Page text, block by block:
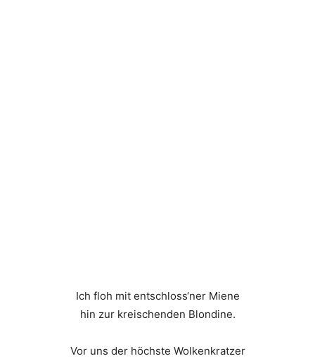
Ich floh mit entschloss‘ner Miene
hin zur kreischenden Blondine.
Vor uns der höchste Wolkenkratzer